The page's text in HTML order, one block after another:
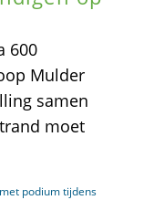
600
Mulder
samen
moet
podium tijdens